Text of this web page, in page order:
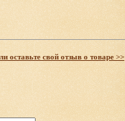
оставьте свой отзыв о товаре >>